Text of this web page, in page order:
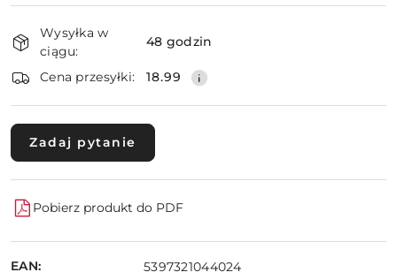
Dostępność
i
dostawa
Wysyłka w
ciągu:
48 godzin
Cena przesyłki: 18.99
Zadaj pytanie
Pobierz produkt do PDF
EAN: 5397321044024